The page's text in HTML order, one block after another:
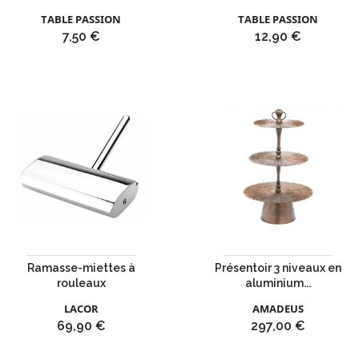
TABLE PASSION
Prix
7,50 €
TABLE PASSION
Prix
12,90 €
Ramasse-miettes à
rouleaux
LACOR
Prix
69,90 €
Présentoir 3 niveaux en
aluminium...
AMADEUS
Prix
297,00 €